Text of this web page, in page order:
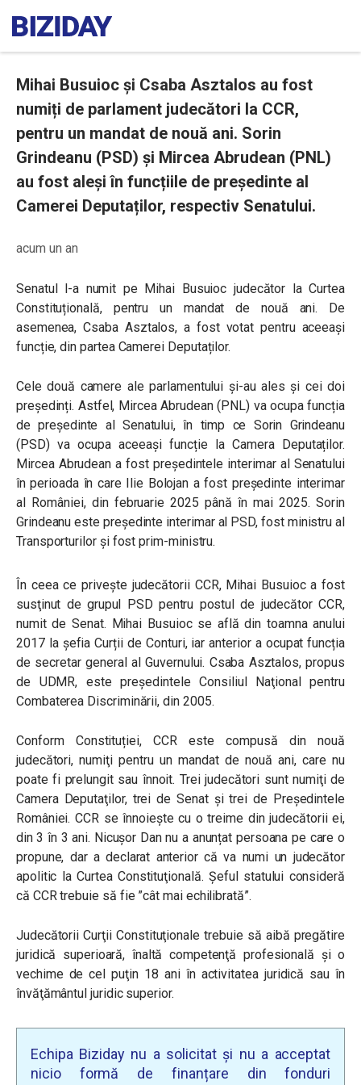
Mihai Busuioc și Csaba Asztalos au fost
numiți de parlament judecători la CCR,
pentru un mandat de nouă ani. Sorin
Grindeanu (PSD) și Mircea Abrudean (PNL)
au fost aleși în funcțiile de președinte al
Camerei Deputaților, respectiv Senatului.
acum un an
Senatul l-a numit pe Mihai Busuioc judecător la Curtea
Constituțională, pentru un mandat de nouă ani. De
asemenea,Csaba Asztalos, a fost votat pentru aceeași
funcție, din partea Camerei Deputaților.
Cele două camere ale parlamentului și-au ales și cei doi
președinți. Astfel, Mircea Abrudean (PNL) va ocupa funcția
de președinte al Senatului, în timp ce Sorin Grindeanu
(PSD) va ocupa aceeași funcție la Camera Deputaților.
Mircea Abrudean a fost președintele interimar al Senatului
în perioada în care Ilie Bolojan a fost președinte interimar
al României, din februarie 2025 până în mai 2025. Sorin
Grindeanu este președinte interimar al PSD, fost ministru al
Transporturilor și fost prim-ministru.
În ceea ce privește judecătorii CCR, Mihai Busuioc a fost
susţinut de grupul PSD pentru postul de judecător CCR,
numit de Senat. Mihai Busuioc se află din toamna anului
2017 la șefia Curții de Conturi, iar anterior a ocupat funcția
de secretar general al Guvernului. Csaba Asztalos, propus
de UDMR, este președintele Consiliul Naţional pentru
Combaterea Discriminării, din 2005.
Conform Constituției, CCR este compusă din nouă
judecători, numiţi pentru un mandat de nouă ani, care nu
poate fi prelungit sau înnoit. Trei judecători sunt numiţi de
Camera Deputaţilor, trei de Senat şi trei de Preşedintele
României. CCR se înnoieşte cu o treime din judecătorii ei,
din 3 în 3 ani. Nicușor Dan nu a anunțat persoana pe care o
propune, dar a declarat anterior că va numi un judecător
apolitic la Curtea Constituţională. Șeful statului consideră
că CCR trebuie să fie ”cât mai echilibrată”.
Judecătorii Curţii Constituţionale trebuie să aibă pregătire
juridică superioară, înaltă competenţă profesională şi o
vechime de cel puţin 18 ani în activitatea juridică sau în
învăţământul juridic superior.
Echipa Biziday nu a solicitat și nu a acceptat
nicio formă de finanțare din fonduri